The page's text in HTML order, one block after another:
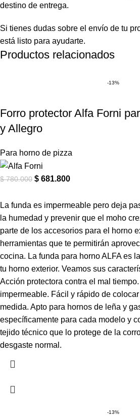
destino de entrega.
Si tienes dudas sobre el envío de tu
está listo para ayudarte.
Productos relacionados
-13%
Forro protector Alfa Forni
y Allegro
Para horno de pizza
$780.000 $ 681.800
La funda es impermeable pero deja
la humedad y prevenir que el moho
parte de los accesorios para el horno
herramientas que te permitirán
cocina. La funda para horno ALFA es
tu horno exterior. Veamos sus
Acción protectora contra el mal
impermeable. Fácil y rápido de
medida. Apto para hornos de leña y
específicamente para cada modelo y
tejido técnico que lo protege de la
desgaste normal.
-13%